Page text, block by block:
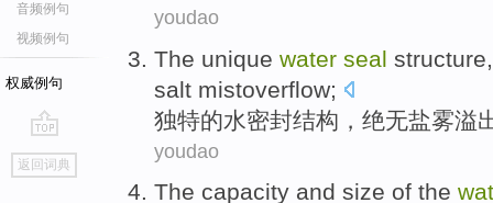
音频例句
视频例句
权威例句
go
top
返回词典
youdao
The unique water seal structure
salt mistoverflow;
独特的水密封结构 ，绝无盐雾溢
youdao
The capacity and size of the